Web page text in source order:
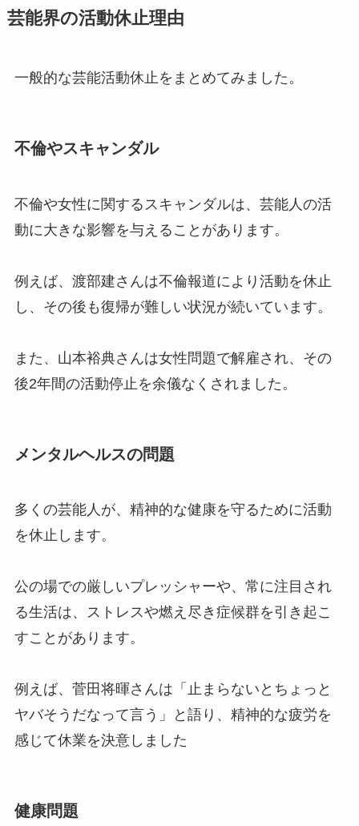
芸能界の活動休止理由
一般的な芸能活動休止をまとめてみました。
不倫やスキャンダル
不倫や女性に関するスキャンダルは、芸能人の活
動に大きな影響を与えることがあります。
例えば、渡部建さんは不倫報道により活動を休止
し、その後も復帰が難しい状況が続いています。
また、山本裕典さんは女性問題で解雇され、その
後2年間の活動停止を余儀なくされました。
メンタルヘルスの問題
多くの芸能人が、精神的な健康を守るために活動
を休止します。
公の場での厳しいプレッシャーや、常に注目され
る生活は、ストレスや燃え尽き症候群を引き起こ
すことがあります。
例えば、菅田将暉さんは「止まらないとちょっと
ヤバそうだなって言う」と語り、精神的な疲労を
感じて休業を決意しました
健康問題